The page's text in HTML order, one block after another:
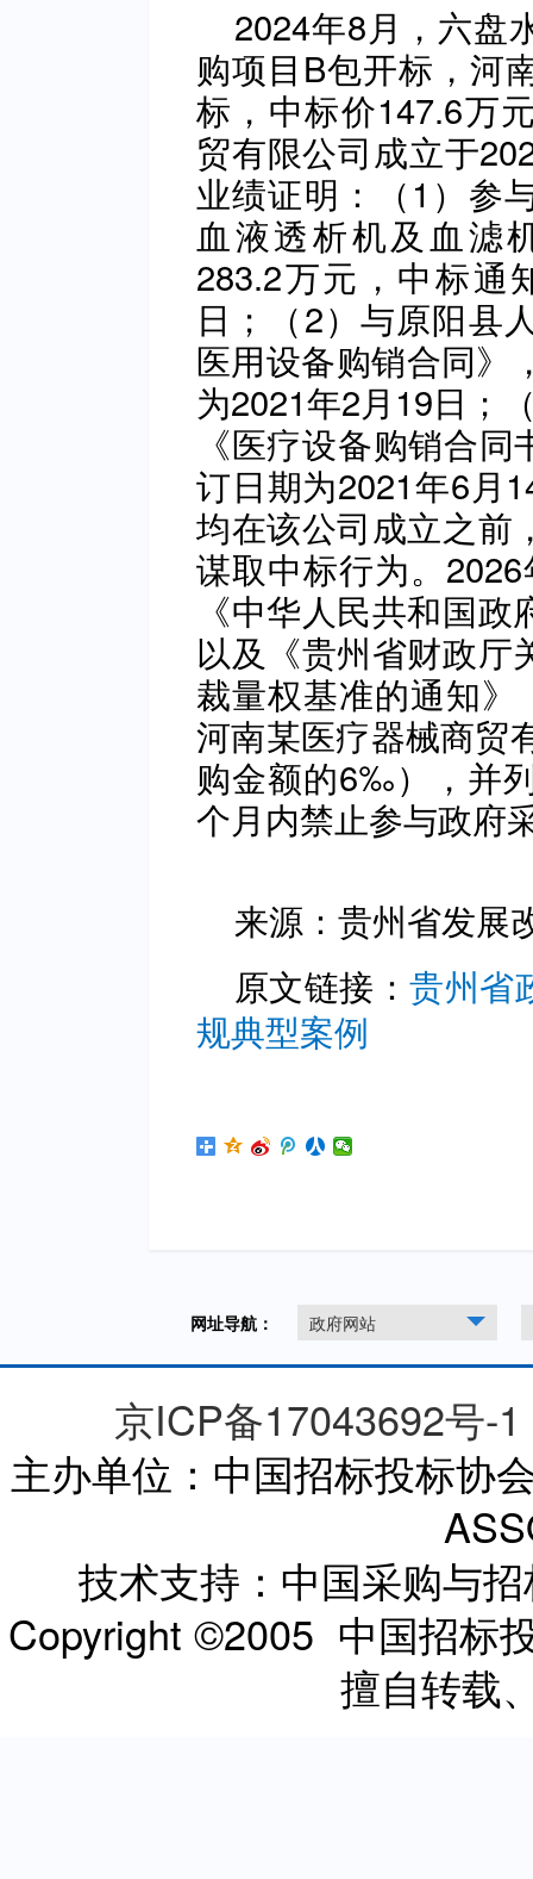
2024年8月，六盘
购项目B包开标，河
标，中标价147.6万
贸有限公司成立于
业绩证明：（1）参
血液透析机及血滤
283.2万元，中标通
日；（2）与原阳县
医用设备购销合同》
为2021年2月19日；
《医疗设备购销合
订日期为2021年6月
均在该公司成立之前
谋取中标行为。
《中华人民共和国
以及《贵州省财政厅
裁量权基准的通知
河南某医疗器械商贸
购金额的6‰‌），并
个月内禁止参与政府
来源：贵州省发展
原文链接：贵州省
规典型案例
网址导航： 政府网站
京ICP备17043692号-1
主办单位：中国招标投标协
技术支持：中国采购与
Copyright ©2005 中国招标
擅自转载